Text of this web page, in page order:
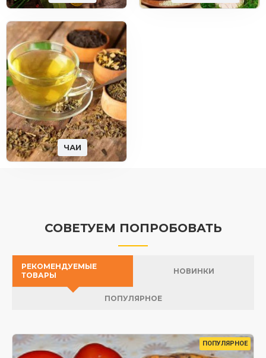
ЧАИ
СОВЕТУЕМ ПОПРОБОВАТЬ
РЕКОМЕНДУЕМЫЕ
ТОВАРЫ
НОВИНКИ
ПОПУЛЯРНОЕ
ПОПУЛЯРНОЕ